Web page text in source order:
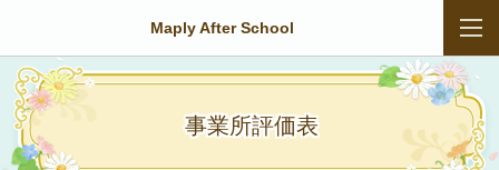
Maply After School
事業所評価表